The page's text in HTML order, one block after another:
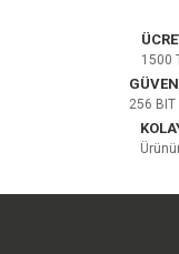
Bu
1500
256